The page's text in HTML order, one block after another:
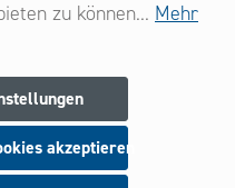
Newsletter an
Produkte und Angebote
zu können... Mehr
akzeptieren